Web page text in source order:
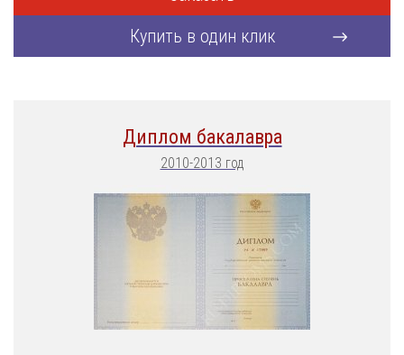
Купить в один клик
Диплом бакалавра
2010-2013 год